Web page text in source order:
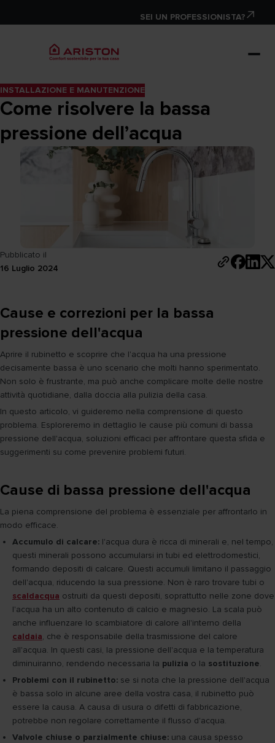
SEI UN PROFESSIONISTA?
INSTALLAZIONE E MANUTENZIONE
Come risolvere la bassa
pressione dell’acqua
Pubblicato il
16 Luglio 2024
Cause e correzioni per la bassa
pressione dell'acqua
Aprire il rubinetto e scoprire che l'acqua ha una pressione
decisamente bassa è uno scenario che molti hanno sperimentato.
Non solo è frustrante, ma può anche complicare molte delle nostre
attività quotidiane, dalla doccia alla pulizia della casa.
In questo articolo, vi guideremo nella comprensione di questo
problema. Esploreremo in dettaglio le cause più comuni di bassa
pressione dell'acqua, soluzioni efficaci per affrontare questa sfida e
suggerimenti su come prevenire problemi futuri.
Cause di bassa pressione dell'acqua
La piena comprensione del problema è essenziale per affrontarlo in
modo efficace.
Accumulo di calcare: l'acqua dura è ricca di minerali e, nel tempo,
questi minerali possono accumularsi in tubi ed elettrodomestici,
formando depositi di calcare. Questi accumuli limitano il passaggio
dell'acqua, riducendo la sua pressione. Non è raro trovare tubi o
scaldacqua ostruiti da questi depositi, soprattutto nelle zone dove
l'acqua ha un alto contenuto di calcio e magnesio. La scala può
anche influenzare lo scambiatore di calore all'interno della
caldaia, che è responsabile della trasmissione del calore
all'acqua. In questi casi, la pressione dell'acqua e la temperatura
diminuiranno, rendendo necessaria la pulizia o la sostituzione.
Problemi con il rubinetto: se si nota che la pressione dell'acqua
è bassa solo in alcune aree della vostra casa, il rubinetto può
essere la causa. A causa di usura o difetti di fabbricazione,
potrebbe non regolare correttamente il flusso d'acqua.
Valvole chiuse o parzialmente chiuse: una causa spesso